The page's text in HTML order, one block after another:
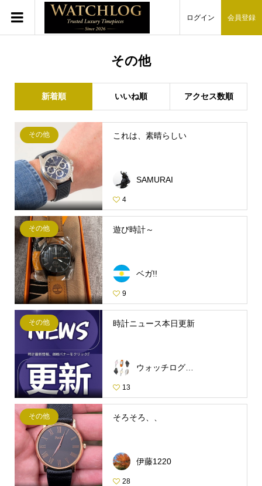
ログイン 会員登録
その他
新着順 いいね順 アクセス数順
その他 これは、素晴らしい
SAMURAI
4
その他 遊び時計～
ベガ!!
9
その他 時計ニュース本日更新
ウォッチログ・スタッフ
13
その他 そろそろ、、
伊藤1220
28